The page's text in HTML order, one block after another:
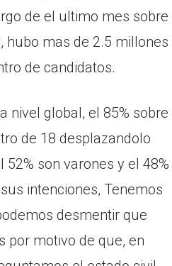
de el ultimo mes sobre
hubo mas de 2.5 millones
de candidatos.
nivel global, el 85% sobre
de 18 desplazandolo
52% son varones y el 48%
intenciones, Tenemos
desmentir que
por motivo de que, en